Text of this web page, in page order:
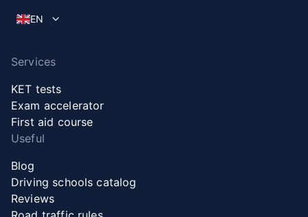
EN
Services
KET tests
Exam accelerator
First aid course
Useful
Blog
Driving schools catalog
Reviews